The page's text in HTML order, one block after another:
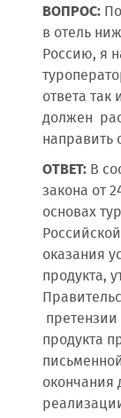
ВОПРОС:
в отель
Россию, я
ответа так
должен
направить
ОТВЕТ: В
закона от
основах
оказания
продукта,
претензии
продукта
окончания